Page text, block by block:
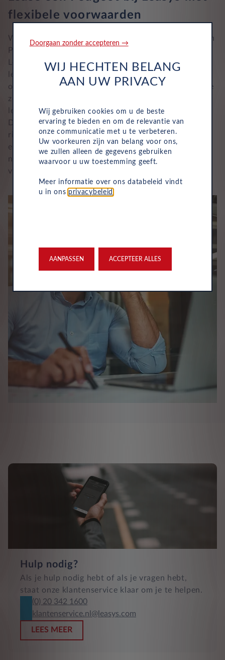
flexibele voorwaarden
Wil je een Peugeot leasen, dan heb je de keuze tussen
Peugeot financial lease en Peugeot private lease. Bij
Leasys maken we het je gemakkelijk. Onze private
leaseformule biedt maximale flexibiliteit, inclusief
onderhoud, verzekering en pechhulp. Daardoor rijd je
zowel voor privégebruik als zakelijke ritten met een
leasevorm die zekerheid biedt.
De looptijd van de overeenkomst en het aantal te
rijden kilometers stel je vooraf vast. Omdat je geen
eigenaar van de auto bent, heb je ook geen omkijken
naar onverwachte kosten. Alles is opgenomen in het
vaste maandbedrag, en Leasys regelt de uitvoering.
Hulp nodig?
Als je hulp nodig hebt of als je vragen hebt,
staat onze klantenservice klaar om je te helpen.
(0) 20 342 1600
klantenservice.nl@leasys.com
LEES MEER
Doorgaan zonder accepteren →
WIJ HECHTEN BELANG
AAN UW PRIVACY
Wij gebruiken cookies om u de beste
ervaring te bieden en om de relevantie van
onze communicatie met u te verbeteren.
Uw voorkeuren zijn van belang voor ons,
we zullen alleen de gegevens gebruiken
waarvoor u uw toestemming geeft.
Meer informatie over ons databeleid vindt
u in ons privacybeleid
AANPASSEN ACCEPTEER ALLES